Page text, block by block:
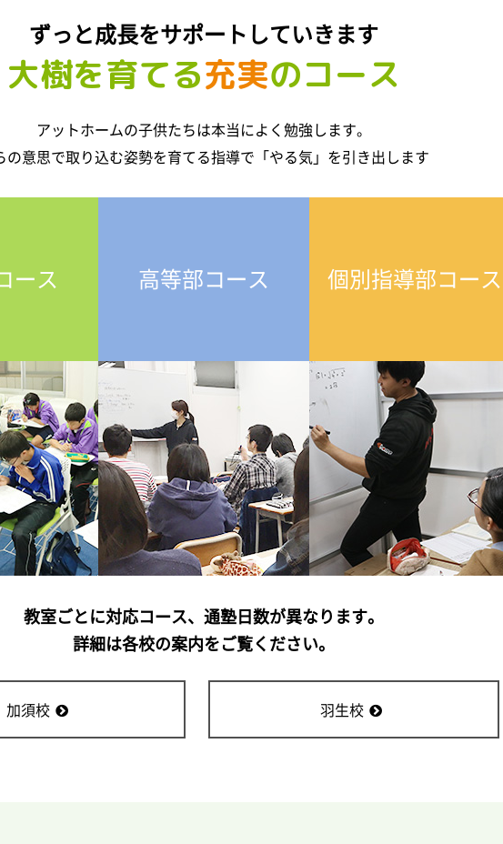
ずっと成長をサポートしていきます
大樹を育てる充実のコース
アットホームの子供たちは本当によく勉強します。
の意思で取り込む姿勢を育てる指導で 「やる気」を引き出します
ース 高等部コース 個別指導部コース
教室ごとに対応コース、通塾日数が異なります。
詳細は各校の案内をご覧ください。
加須校 羽生校